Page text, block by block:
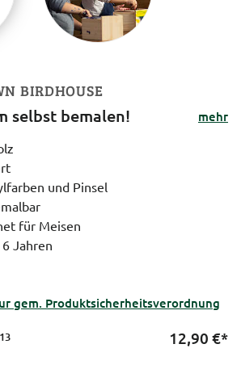
BIRDHOUSE
selbst bemalen!
mehr
und Pinsel
für Meisen
Jahren
gem. Produktsicherheitsverordnung
12,90 €*